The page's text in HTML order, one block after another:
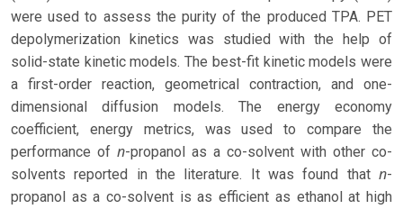
were used to assess the purity of the produced TPA. PET
depolymerization kinetics was studied with the help of
solid-state kinetic models. The best-fit kinetic models were
a first-order reaction, geometrical contraction, and one-
dimensional diffusion models. The energy economy
coefficient, energy metrics, was used to compare the
performance of n-propanol as a co-solvent with other co-
solvents reported in the literature. It was found that n-
propanol as a co-solvent is as efficient as ethanol at high